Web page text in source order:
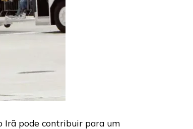
Irã pode contribuir para um